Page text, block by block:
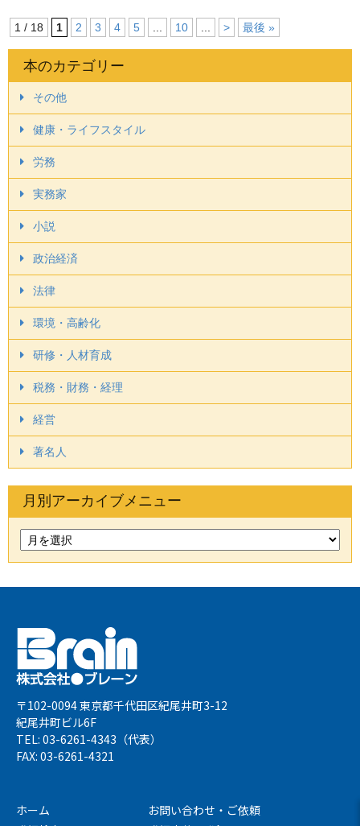
1 / 18 1 2 3 4 5 10 > 最後 »
本のカテゴリー
その他
健康・ライフスタイル
労務
実務家
小説
政治経済
法律
環境・高齢化
研修・人材育成
税務・財務・経理
経営
著名人
月別アーカイブメニュー
〒102-0094 東京都千代田区紀尾井町3-12
紀尾井町ビル6F
TEL: 03-6261-4343（代表）
FAX: 03-6261-4321
ホーム
お問い合わせ・ご依頼